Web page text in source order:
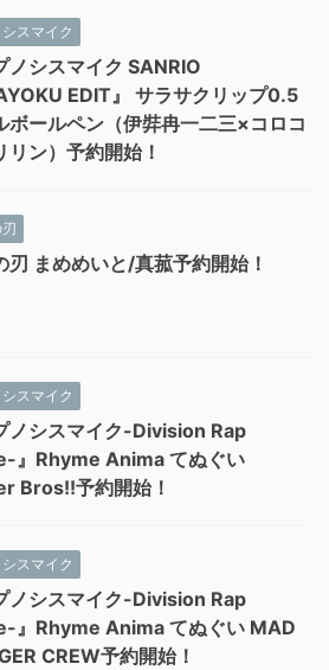
スマイク
ノシスマイク SANRIO
EDIT』 サラサクリップ0.5
ボールペン（伊弉冉一二三×コロコ
リン）予約開始！
刃 まめめいと/真菰予約開始！
スマイク
ノシスマイク-Division Rap
』Rhyme Anima てぬぐい
Bros!!予約開始！
スマイク
ノシスマイク-Division Rap
』Rhyme Anima てぬぐい MAD
CREW予約開始！